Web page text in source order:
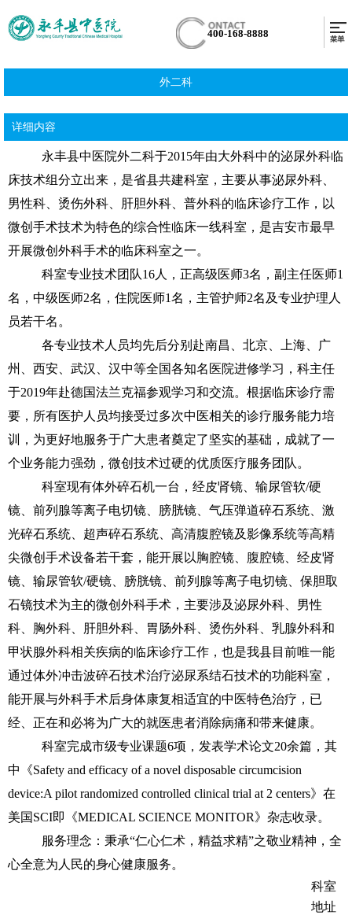
400-168-8888
外二科
详细内容
永丰县中医院外二科于2015年由大外科中的泌尿外科临
床技术组分立出来，是省县共建科室，主要从事泌尿外科、
男性科、烫伤外科、肝胆外科、普外科的临床诊疗工作，以
微创手术技术为特色的综合性临床一线科室，是吉安市最早
开展微创外科手术的临床科室之一。
科室专业技术团队16人，正高级医师3名，副主任医师1
名，中级医师2名，住院医师1名，主管护师2名及专业护理人
员若干名。
各专业技术人员均先后分别赴南昌、北京、上海、广
州、西安、武汉、汉中等全国各知名医院进修学习，科主任
于2019年赴德国法兰克福参观学习和交流。根据临床诊疗需
要，所有医护人员均接受过多次中医相关的诊疗服务能力培
训，为更好地服务于广大患者奠定了坚实的基础，成就了一
个业务能力强劲，微创技术过硬的优质医疗服务团队。
科室现有体外碎石机一台，经皮肾镜、输尿管软/硬
镜、前列腺等离子电切镜、膀胱镜、气压弹道碎石系统、激
光碎石系统、超声碎石系统、高清腹腔镜及影像系统等高精
尖微创手术设备若干套，能开展以胸腔镜、腹腔镜、经皮肾
镜、输尿管软/硬镜、膀胱镜、前列腺等离子电切镜、保胆取
石镜技术为主的微创外科手术，主要涉及泌尿外科、男性
科、胸外科、肝胆外科、胃肠外科、烫伤外科、乳腺外科和
甲状腺外科相关疾病的临床诊疗工作，也是我县目前唯一能
通过体外冲击波碎石技术治疗泌尿系结石技术的功能科室，
能开展与外科手术后身体康复相适宜的中医特色治疗，已
经、正在和必将为广大的就医患者消除病痛和带来健康。
科室完成市级专业课题6项，发表学术论文20余篇，其
中《Safety and efficacy of a novel disposable circumcision
device:A pilot randomized controlled clinical trial at 2 centers》在
美国SCI即《MEDICAL SCIENCE MONITOR》杂志收录。
服务理念：秉承“仁心仁术，精益求精”之敬业精神，全
心全意为人民的身心健康服务。
科室
地址